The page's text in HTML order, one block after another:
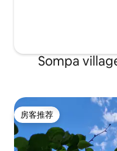
Sompa
房客推荐
房客推荐